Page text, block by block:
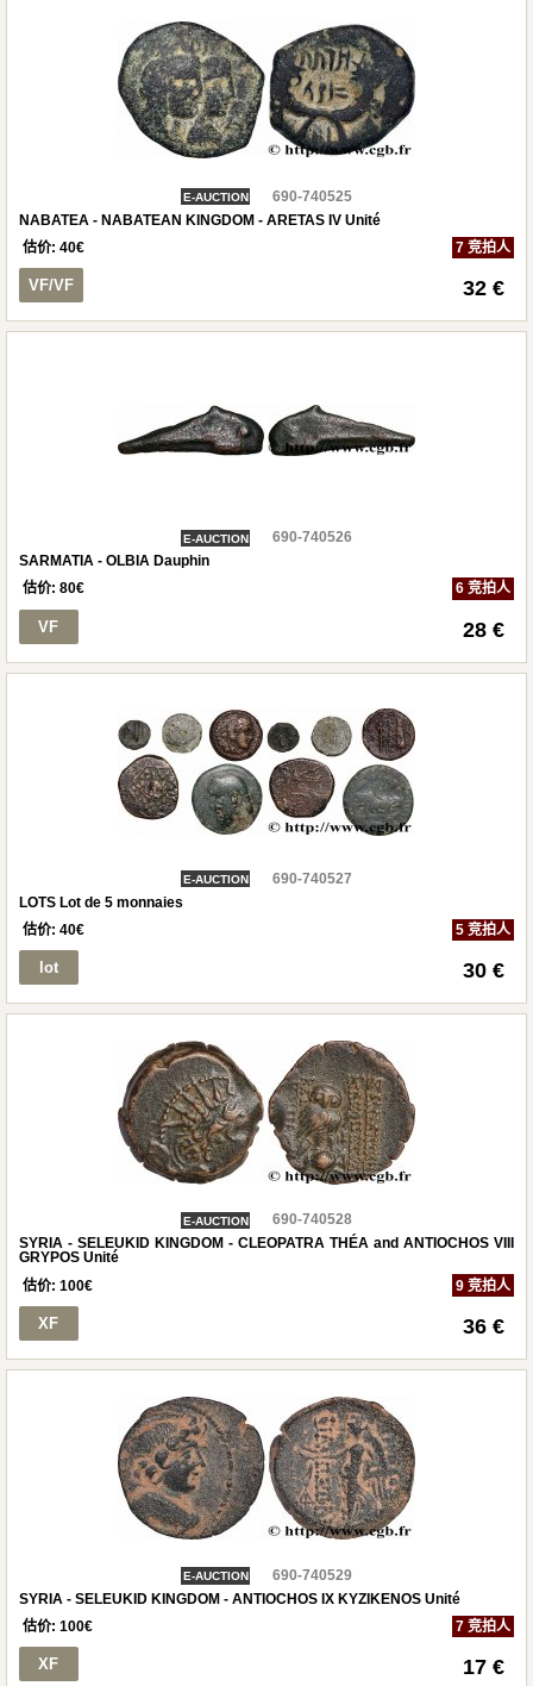
E-AUCTION
690-740525
NABATEA - NABATEAN KINGDOM - ARETAS IV Unité
估价: 40€ 7 竞拍人
VF/VF 32 €
E-AUCTION
690-740526
SARMATIA - OLBIA Dauphin
估价: 80€ 6 竞拍人
VF 28 €
E-AUCTION
690-740527
LOTS Lot de 5 monnaies
估价: 40€ 5 竞拍人
lot 30 €
E-AUCTION
690-740528
SYRIA - SELEUKID KINGDOM - CLEOPATRA THÉA and ANTIOCHOS VIII
GRYPOS Unité
估价: 100€ 9 竞拍人
XF 36 €
E-AUCTION
690-740529
SYRIA - SELEUKID KINGDOM - ANTIOCHOS IX KYZIKENOS Unité
估价: 100€ 7 竞拍人
XF 17 €